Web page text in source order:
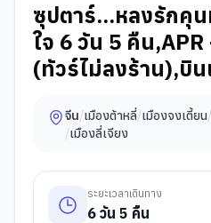
ซุปตาร์...หลงรักคุ
ใจ 6 วัน 5 คืน,APR
(ทัวร์ไม่ลงร้าน),บิน
จีน/เมืองต้าหลี่/เมืองจงเตี้ยน/
/เมืองลี่เจียง
ระยะเวลาเดินทาง
6 วัน 5 คืน